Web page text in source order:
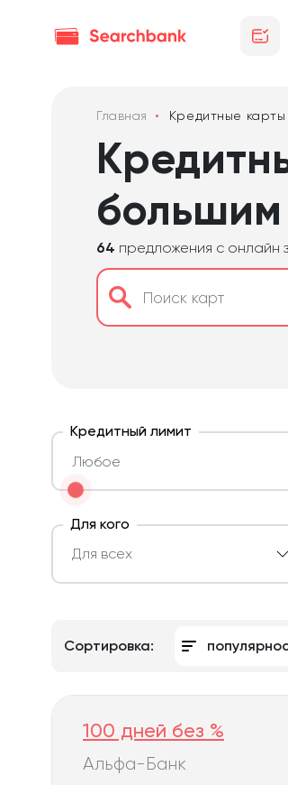
Главная Кредитные
64 предложения с онлайн
Кредитный лимит
Для кого
Сортировка:
100 дней без %
Альфа-Банк